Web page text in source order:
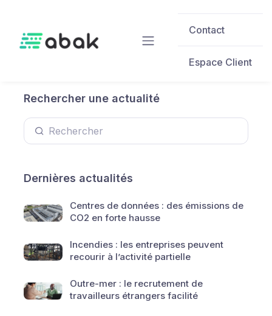
Contact
Espace Client
Rechercher une actualité
Dernières actualités
Centres de données : des émissions de
CO2 en forte hausse
Incendies : les entreprises peuvent
recourir à l’activité partielle
Outre-mer : le recrutement de
travailleurs étrangers facilité